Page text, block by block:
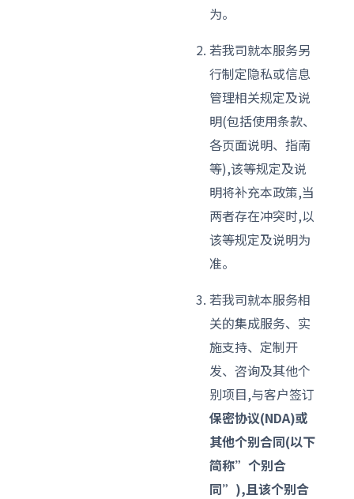
为。
若我司就本服务另
行制定隐私或信息
管理相关规定及说
明(包括使用条款、
各页面说明、指南
等),该等规定及说
明将补充本政策,当
两者存在冲突时,以
该等规定及说明为
准。
若我司就本服务相
关的集成服务、实
施支持、定制开
发、咨询及其他个
别项目,与客户签订
保密协议(NDA)或
其他个别合同(以下
简称”个别合
同”),且该个别合